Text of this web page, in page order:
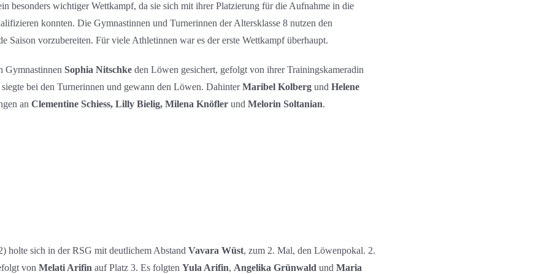
besonders wichtiger Wettkampf, da sie sich mit ihrer Platzierung für die Aufnahme in die
konnten. Die Gymnastinnen und Turnerinnen der Altersklasse 8 nutzen den
Saison vorzubereiten. Für viele Athletinnen war es der erste Wettkampf überhaupt.
Gymnastinnen Sophia Nitschkeden Löwen gesichert, gefolgt von ihrer Trainingskameradin
bei den Turnerinnen und gewann den Löwen. DahinterMaribel Kolbergund Helene
an Clementine Schiess, Lilly Bielig, Milena Knöfler und Melorin Soltanian.
holte sich in der RSG mit deutlichem Abstand Vavara Wüst, zum 2. Mal, den Löwenpokal. 2.
von Melati Arifin auf Platz 3. Es folgten Yula Arifin, Angelika Grünwald und Maria